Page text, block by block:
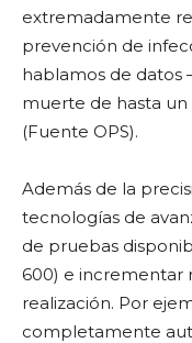
extremadamente
prevención de
hablamos de datos
muerte de hasta un
(Fuente OPS).
Además de la
tecnologías de
de pruebas
600) e incrementar
realización. Por
completamente